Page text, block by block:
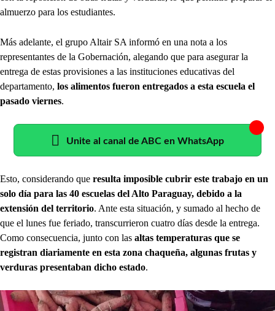
almuerzo para los estudiantes.
Más adelante, el grupo Altair SA informó en una nota a los
representantes de la Gobernación, alegando que para asegurar la
entrega de estas provisiones a las instituciones educativas del
departamento, los alimentos fueron entregados a esta escuela el
pasado viernes.
Unite al canal de ABC en WhatsApp
Esto, considerando que resulta imposible cubrir este trabajo en un
solo día para las 40 escuelas del Alto Paraguay, debido a la
extensión del territorio. Ante esta situación, y sumado al hecho de
que el lunes fue feriado, transcurrieron cuatro días desde la entrega.
Como consecuencia, junto con las altas temperaturas que se
registran diariamente en esta zona chaqueña, algunas frutas y
verduras presentaban dicho estado.